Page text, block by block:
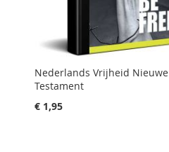
Nederlands Vrijheid Nieuwe
Testament
€ 1,95